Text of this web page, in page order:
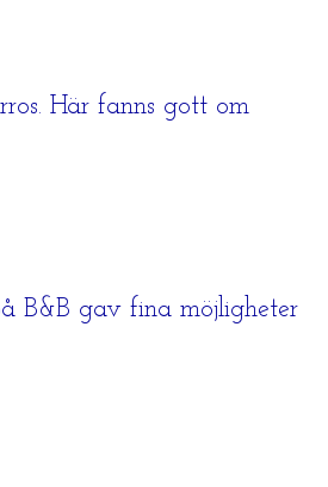
Här fanns gott om
B&B gav fina möjligheter